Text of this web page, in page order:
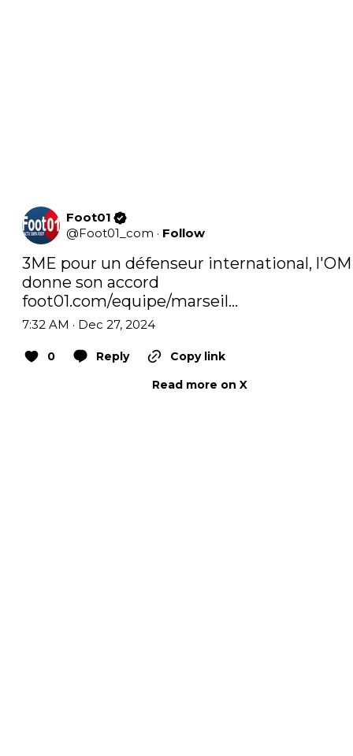
Foot01
@Foot01_com · Follow
3ME pour un défenseur international, l'OM
foot01.com/equipe/marseil…
7:32 AM · Dec 27, 2024
0 Reply
Copy link
Read more on X